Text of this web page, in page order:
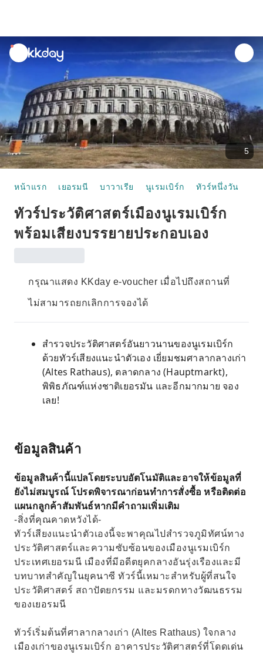
unread
notifications
5
หน้าแรก เยอรมนี บาวาเรีย นูเรมเบิร์ก ทัวร์หนึ่งวัน
ทัวร์ประวัติศาสตร์เมืองนูเรมเบิร์ก
พร้อมเสียงบรรยายประกอบเอง
กรุณาแสดง KKday e-voucher เมื่อไปถึงสถานที่
ไม่สามารถยกเลิกการจองได้
สำรวจประวัติศาสตร์อันยาวนานของนูเรมเบิร์ก
ด้วยทัวร์เสียงแนะนำตัวเอง เยี่ยมชมศาลากลางเก่า
(Altes Rathaus), ตลาดกลาง (Hauptmarkt),
พิพิธภัณฑ์แห่งชาติเยอรมัน และอีกมากมาย จอง
เลย!
ข้อมูลสินค้า
ข้อมูลสินค้านี้แปลโดยระบบอัตโนมัติและอาจให้ข้อมูลที่
ยังไม่สมบูรณ์ โปรดพิจารณาก่อนทำการสั่งซื้อ หรือติดต่อ
แผนกลูกค้าสัมพันธ์หากมีคำถามเพิ่มเติม
-สิ่งที่คุณคาดหวังได้-
ทัวร์เสียงแนะนำตัวเองนี้จะพาคุณไปสำรวจภูมิทัศน์ทาง
ประวัติศาสตร์และความซับซ้อนของเมืองนูเรมเบิร์ก
ประเทศเยอรมนี เมืองที่มีอดีตยุคกลางอันรุ่งเรืองและมี
บทบาทสำคัญในยุคนาซี ทัวร์นี้เหมาะสำหรับผู้ที่สนใจ
ประวัติศาสตร์ สถาปัตยกรรม และมรดกทางวัฒนธรรม
ของเยอรมนี
ทัวร์เริ่มต้นที่ศาลากลางเก่า (Altes Rathaus) ใจกลาง
เมืองเก่าของนูเรมเบิร์ก อาคารประวัติศาสตร์ที่โดดเด่น